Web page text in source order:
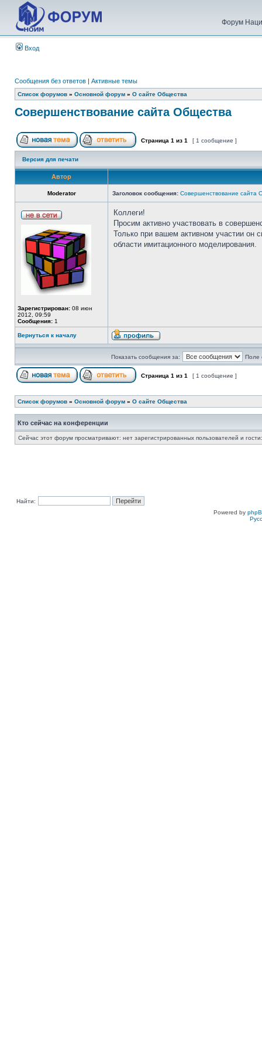
Форум
Вход
Сообщения без ответов | Активные темы
Список форумов » Основной форум » О сайте Общества
Совершенствование сайта Общества
Страница 1 из 1 [ 1 сообщение ]
Версия для печати
Автор
Moderator Заголовок сообщения: Совершенствование сайта
Зарегистрирован: 08 июн
2012, 09:59
Сообщения: 1
Коллеги!
Просим активно участвовать в
Только при вашем активном участии он
области имитационного моделирования.
Вернуться к началу
Показать сообщения за: Поле
Страница 1 из 1 [ 1 сообщение ]
Список форумов » Основной форум » О сайте Общества
Кто сейчас на конференции
Сейчас этот форум просматривают: нет зарегистрированных пользователей и
Найти:
Powered by